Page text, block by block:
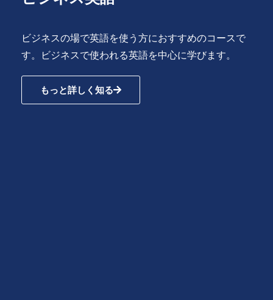
ビジネスの場で英語を使う方におすすめのコースで
す。ビジネスで使われる英語を中心に学びます。
もっと詳しく知る